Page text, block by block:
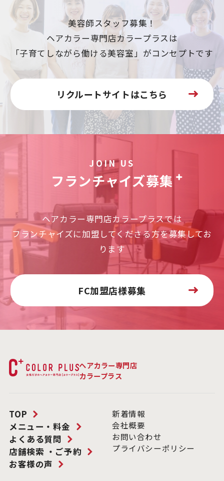
美容師スタッフ募集！
ヘアカラー専門店カラープラスは
「子育てしながら働ける美容室」がコンセプトです
リクルートサイトはこちら
JOIN US
フランチャイズ募集
ヘアカラー専門店カラープラスでは
フランチャイズに加盟してくださる方を募集してお
ります
FC加盟店様募集
ヘアカラー専門店
カラープラス
TOP
メニュー・料金
よくある質問
店舗検索 ・ご予約
お客様の声
新着情報
会社概要
お問い合わせ
プライバシーポリシー